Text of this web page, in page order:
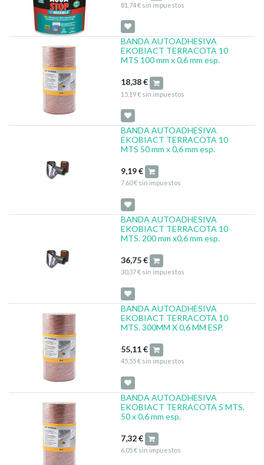
81,74€ sin impuestos
BANDA AUTOADHESIVA
EKOBIACT TERRACOTA 10
MTS 100 mm x 0,6 mm esp.
18,38€
15,19€ sin impuestos
BANDA AUTOADHESIVA
EKOBIACT TERRACOTA 10
MTS 50 mm x 0,6 mm esp.
9,19€
7,60€ sin impuestos
BANDA AUTOADHESIVA
EKOBIACT TERRACOTA 10
MTS. 200 mm x0,6 mm esp.
36,75€
30,37€ sin impuestos
BANDA AUTOADHESIVA
EKOBIACT TERRACOTA 10
MTS. 300MM X 0,6 MM ESP.
55,11€
45,55€ sin impuestos
BANDA AUTOADHESIVA
EKOBIACT TERRACOTA 5 MTS.
50 x 0,6 mm esp.
7,32€
6,05€ sin impuestos